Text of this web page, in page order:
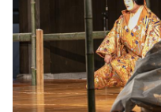
楽・能舞」と、日本の伝統
ことで、互いの芸能の特徴
なっています。
また、全国の民俗芸能継承
県江津市より「石見神楽 嘉
た当日は、田楽能舞の面装